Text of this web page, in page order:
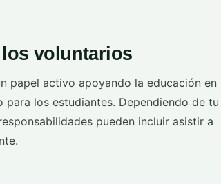
voluntarios
papel activo apoyando la educación en
los estudiantes. Dependiendo de tu
pueden incluir asistir a